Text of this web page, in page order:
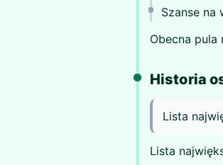
Szanse na
Obecna pula
Historia
Lista
Lista